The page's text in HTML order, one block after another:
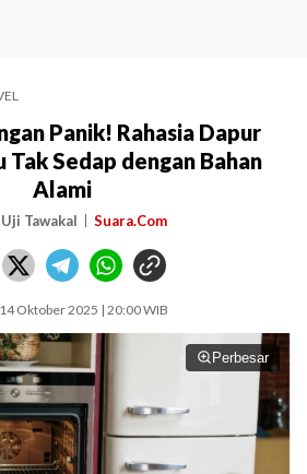
Panik! Rahasia Dapur
Tak Sedap dengan Bahan
Alami
Tawakal Suara.Com
Oktober 2025 | 20:00 WIB
Perbesar